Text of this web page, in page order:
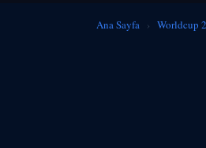
Ana Sayfa › Worldcup